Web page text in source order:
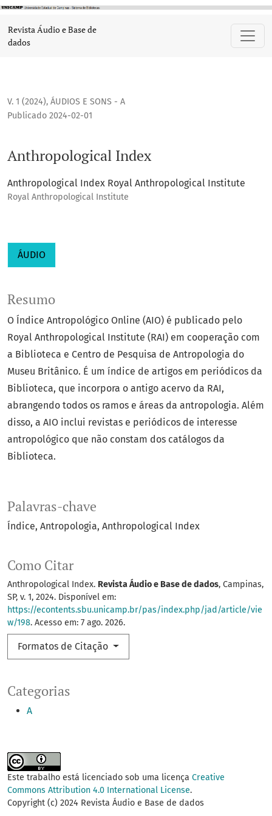
Revista Áudio e Base de
dados
V. 1 (2024), ÁUDIOS E SONS - A
Anthropological Index
Publicado 2024-02-01
Anthropological Index Royal Anthropological Institute
Royal Anthropological Institute
ÁUDIO
Palavras-chave
Índice Antropologia Anthropological Index
Categorias
A
Como Citar
Anthropological Index. Revista Áudio e Base de dados, Campinas,
SP, v. 1, 2024. Disponível em:
https://econtents.sbu.unicamp.br/pas/index.php/jad/article/vie
w/198. Acesso em: 7 ago. 2026.
Formatos de Citação
Resumo
O Índice Antropológico Online (AIO) é publicado pelo
Royal Anthropological Institute (RAI) em cooperação com
a Biblioteca e Centro de Pesquisa de Antropologia do
Museu Britânico. É um índice de artigos em periódicos da
Biblioteca, que incorpora o antigo acervo da RAI,
abrangendo todos os ramos e áreas da antropologia. Além
disso, a AIO inclui revistas e periódicos de interesse
antropológico que não constam dos catálogos da
Biblioteca.
Este trabalho está licenciado sob uma licença Creative
Commons Attribution 4.0 International License.
Copyright (c) 2024 Revista Áudio e Base de dados